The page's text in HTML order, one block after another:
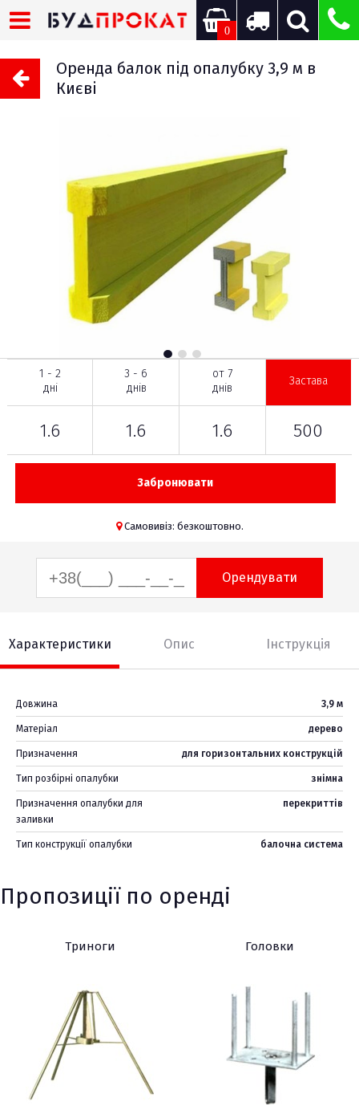
0
Оренда балок під опалубку 3,9 м в
Києві
1 - 2
дні
1.6
3 - 6
днів
1.6
от 7
днів
1.6
Застава
500
Забронювати
Самовивіз: безкоштовно.
Орендувати
Характеристики Опис Інструкція
Довжина 3,9 м
Матеріал дерево
Призначення для горизонтальних конструкцій
Тип розбірні опалубки знімна
Призначення опалубки для
заливки
перекриттів
Тип конструкції опалубки балочна система
Пропозиції по оренді
Триноги Головки